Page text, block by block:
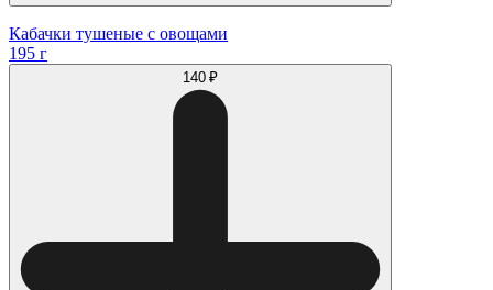
Кабачки тушеные с овощами
195 г
140 ₽